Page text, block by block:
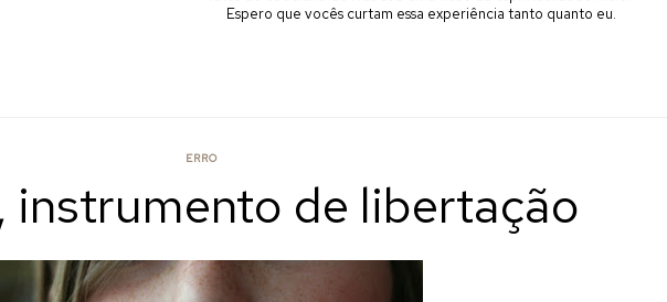
Espero que vocês curtam essa experiência tanto quanto eu.
ERRO
instrumento de libertação